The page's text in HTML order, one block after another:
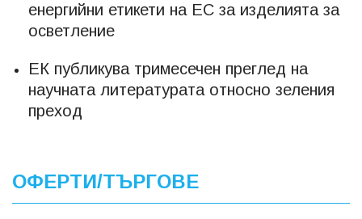
енергийни етикети на ЕС за изделията за
осветление
ЕК публикува тримесечен преглед на
научната литературата относно зеления
преход
ОФЕРТИ/ТЪРГОВЕ